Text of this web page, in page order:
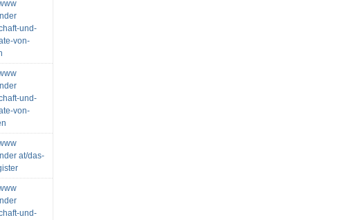
und-
von-
und-
von-
at/das-
und-